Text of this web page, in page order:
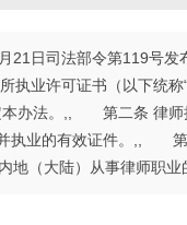
21日司法部令第119号
业许可证书（以下统称
本办法。,, 第二条 律师
业的有效证件。,, 第
地（大陆）从事律师职业